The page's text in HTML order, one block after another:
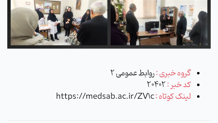
گروه خبری :روابط عمومی 2
کد خبر :20402
لینک کوتاه :https://medsab.ac.ir/ZV1c